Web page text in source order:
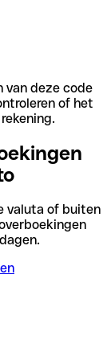
van deze code
of het
valuta of buiten